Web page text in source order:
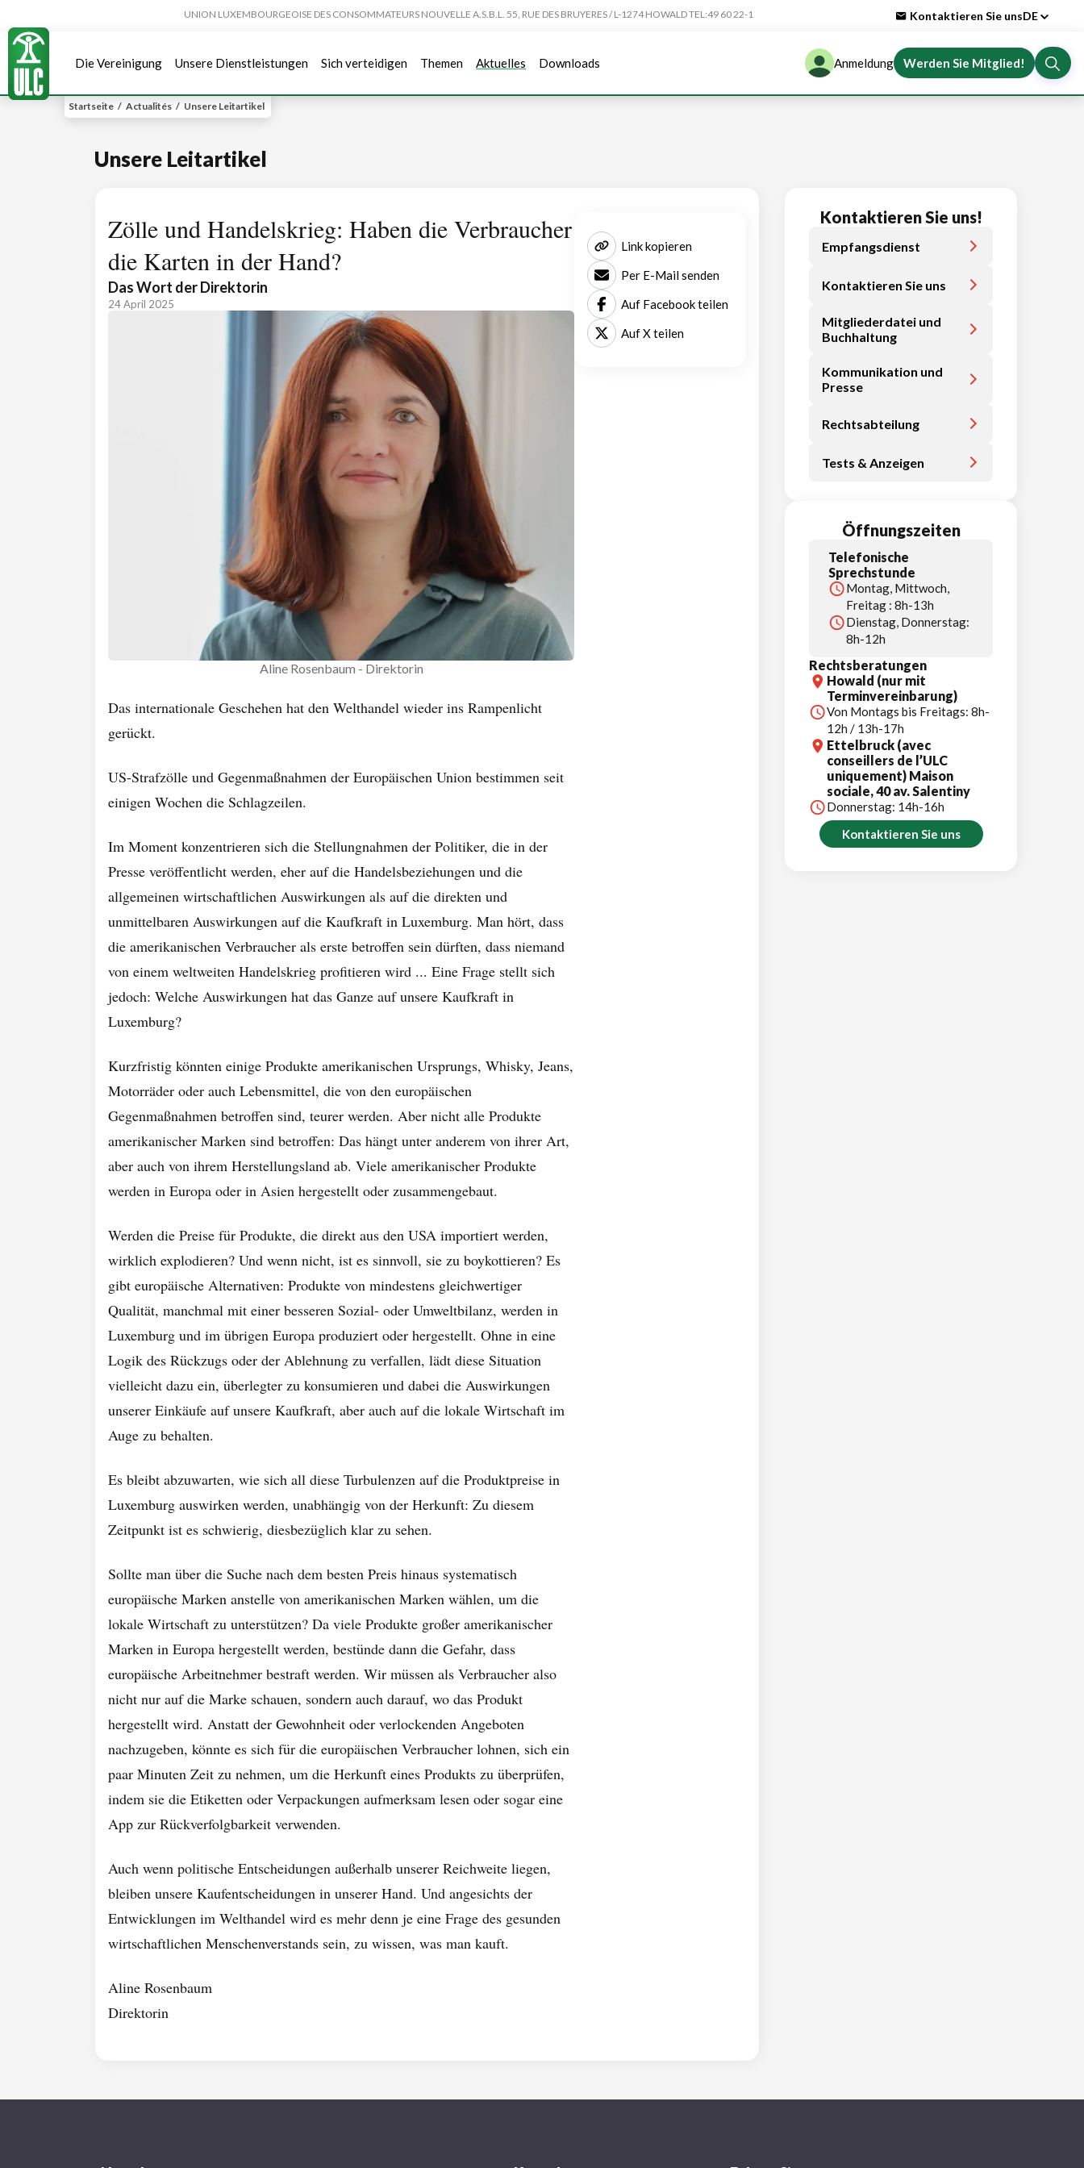
UNION LUXEMBOURGEOISE DES CONSOMMATEURS NOUVELLE A.S.B.L. 55, RUE DES BRUYERES / L-1274 HOWALD TEL:49 60 22-1 Kontaktieren Sie unsDE
Die Vereinigung Unsere Dienstleistungen Sich verteidigen Themen Aktuelles Downloads Anmeldung Werden Sie Mitglied!
Startseite / Actualités / Unsere Leitartikel
Unsere Leitartikel
Zölle und Handelskrieg: Haben die Verbraucher
die Karten in der Hand?
Das Wort der Direktorin
24 April 2025
Aline Rosenbaum - Direktorin
Das internationale Geschehen hat den Welthandel wieder ins Rampenlicht
gerückt.
US-Strafzölle und Gegenmaßnahmen der Europäischen Union bestimmen seit
einigen Wochen die Schlagzeilen.
Im Moment konzentrieren sich die Stellungnahmen der Politiker, die in der
Presse veröffentlicht werden, eher auf die Handelsbeziehungen und die
allgemeinen wirtschaftlichen Auswirkungen als auf die direkten und
unmittelbaren Auswirkungen auf die Kaufkraft in Luxemburg. Man hört, dass
die amerikanischen Verbraucher als erste betroffen sein dürften, dass niemand
von einem weltweiten Handelskrieg profitieren wird ... Eine Frage stellt sich
jedoch: Welche Auswirkungen hat das Ganze auf unsere Kaufkraft in
Luxemburg?
Kurzfristig könnten einige Produkte amerikanischen Ursprungs, Whisky, Jeans,
Motorräder oder auch Lebensmittel, die von den europäischen
Gegenmaßnahmen betroffen sind, teurer werden. Aber nicht alle Produkte
amerikanischer Marken sind betroffen: Das hängt unter anderem von ihrer Art,
aber auch von ihrem Herstellungsland ab. Viele amerikanischer Produkte
werden in Europa oder in Asien hergestellt oder zusammengebaut.
Werden die Preise für Produkte, die direkt aus den USA importiert werden,
wirklich explodieren? Und wenn nicht, ist es sinnvoll, sie zu boykottieren? Es
gibt europäische Alternativen: Produkte von mindestens gleichwertiger
Qualität, manchmal mit einer besseren Sozial- oder Umweltbilanz, werden in
Luxemburg und im übrigen Europa produziert oder hergestellt. Ohne in eine
Logik des Rückzugs oder der Ablehnung zu verfallen, lädt diese Situation
vielleicht dazu ein, überlegter zu konsumieren und dabei die Auswirkungen
unserer Einkäufe auf unsere Kaufkraft, aber auch auf die lokale Wirtschaft im
Auge zu behalten.
Es bleibt abzuwarten, wie sich all diese Turbulenzen auf die Produktpreise in
Luxemburg auswirken werden, unabhängig von der Herkunft: Zu diesem
Zeitpunkt ist es schwierig, diesbezüglich klar zu sehen.
Sollte man über die Suche nach dem besten Preis hinaus systematisch
europäische Marken anstelle von amerikanischen Marken wählen, um die
lokale Wirtschaft zu unterstützen? Da viele Produkte großer amerikanischer
Marken in Europa hergestellt werden, bestünde dann die Gefahr, dass
europäische Arbeitnehmer bestraft werden. Wir müssen als Verbraucher also
nicht nur auf die Marke schauen, sondern auch darauf, wo das Produkt
hergestellt wird. Anstatt der Gewohnheit oder verlockenden Angeboten
nachzugeben, könnte es sich für die europäischen Verbraucher lohnen, sich ein
paar Minuten Zeit zu nehmen, um die Herkunft eines Produkts zu überprüfen,
indem sie die Etiketten oder Verpackungen aufmerksam lesen oder sogar eine
App zur Rückverfolgbarkeit verwenden.
Auch wenn politische Entscheidungen außerhalb unserer Reichweite liegen,
bleiben unsere Kaufentscheidungen in unserer Hand. Und angesichts der
Entwicklungen im Welthandel wird es mehr denn je eine Frage des gesunden
wirtschaftlichen Menschenverstands sein, zu wissen, was man kauft.
Aline Rosenbaum
Direktorin
Link kopieren
Per E-Mail senden
Auf Facebook teilen
Auf X teilen
Kontaktieren Sie uns!
Empfangsdienst
Kontaktieren Sie uns
Mitgliederdatei und
Buchhaltung
Kommunikation und
Presse
Rechtsabteilung
Tests & Anzeigen
Öffnungszeiten
Telefonische
Sprechstunde
Montag, Mittwoch,
Freitag : 8h-13h
Dienstag, Donnerstag:
8h-12h
Rechtsberatungen
Howald (nur mit
Terminvereinbarung)
Von Montags bis Freitags: 8h-
12h / 13h-17h
Ettelbruck (avec
conseillers de l’ULC
uniquement) Maison
sociale, 40 av. Salentiny
Donnerstag: 14h-16h
Kontaktieren Sie uns